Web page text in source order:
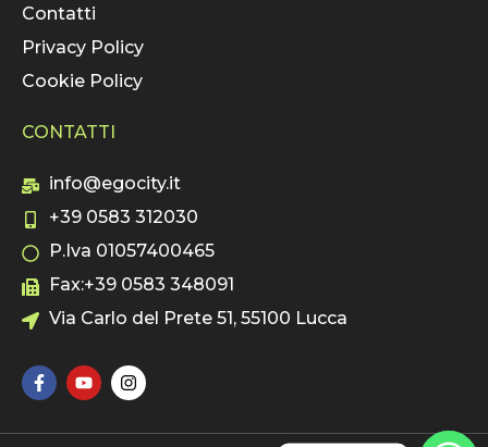
Contatti
Privacy Policy
Cookie Policy
CONTATTI
info@egocity.it
+39 0583 312030
P.Iva 01057400465
Fax:+39 0583 348091
Via Carlo del Prete 51, 55100 Lucca